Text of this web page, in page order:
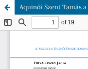
Aquinói Szent Tamás